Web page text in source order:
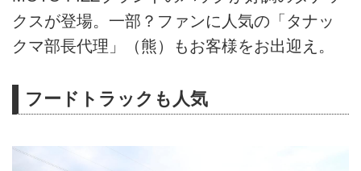
クスが登場。一部？ファンに人気の「タナッ
クマ部長代理」（熊）もお客様をお出迎え。
フードトラックも人気